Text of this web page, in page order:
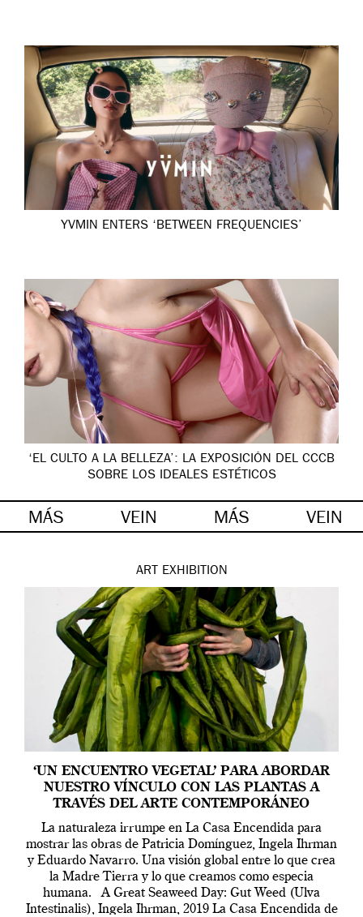
YVMIN ENTERS ‘BETWEEN FREQUENCIES’
‘EL CULTO A LA BELLEZA’: LA EXPOSICIÓN DEL CCCB
SOBRE LOS IDEALES ESTÉTICOS
MÁS VEIN MÁS VEIN
ART EXHIBITION
‘UN ENCUENTRO VEGETAL’ PARA ABORDAR
NUESTRO VÍNCULO CON LAS PLANTAS A
TRAVÉS DEL ARTE CONTEMPORÁNEO
La naturaleza irrumpe en La Casa Encendida para
mostrar las obras de Patricia Domínguez, Ingela Ihrman
y Eduardo Navarro. Una visión global entre lo que crea
la Madre Tierra y lo que creamos como especia
humana. A Great Seaweed Day: Gut Weed (Ulva
Intestinalis), Ingela Ihrman, 2019 La Casa Encendida de